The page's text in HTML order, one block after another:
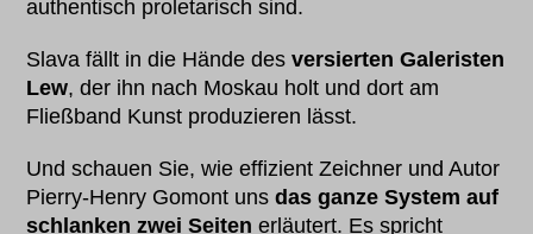
authentisch proletarisch sind.
Slava fällt in die Hände desversierten Galeristen
Lew, der ihn nach Moskau holt und dort am
Fließband Kunst produzieren lässt.
Und schauen Sie, wie effizient Zeichner und Autor
Pierry-Henry Gomont unsdas ganze System auf
schlanken zwei Seiten erläutert. Es spricht